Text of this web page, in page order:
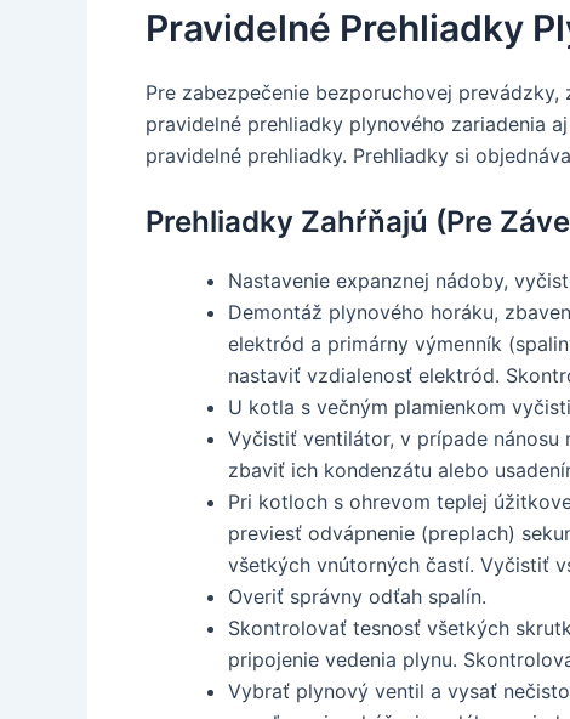
Pravidelné Prehliadky
Pre zabezpečenie bezporuchovej
pravidelné prehliadky plynového zariadenia
pravidelné prehliadky. Prehliadky si
Prehliadky Zahŕňajú (Pre
Nastavenie expanznej nádoby,
Demontáž plynového horáku,
elektród a primárny výmenník
nastaviť vzdialenosť elektród.
U kotla s večným plamienkom
Vyčistiť ventilátor, v prípade
zbaviť ich kondenzátu alebo
Pri kotloch s ohrevom teplej
previesť odvápnenie (preplach)
všetkých vnútorných častí. Vyčistiť
Overiť správny odťah spalín.
Skontrolovať tesnosť všetkých
pripojenie vedenia plynu.
Vybrať plynový ventil a vysať